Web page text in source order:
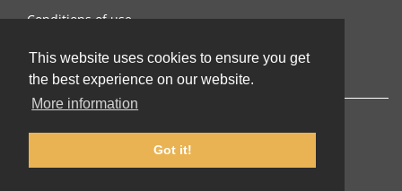
This website uses cookies to ensure you get
the best experience on our website.
More information
Got it!
Conditions of use
Contact us
© 2002-2026 lernu.net |Impressum